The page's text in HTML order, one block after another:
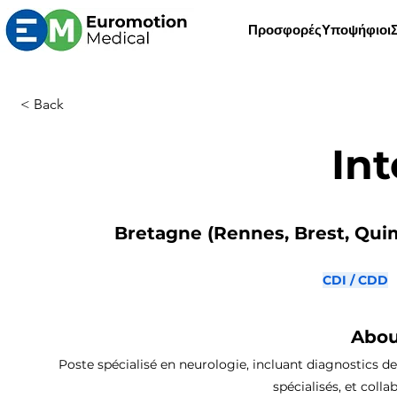
ΠροσφορέςΥποψήφιοι
< Back
Bretagne (Rennes, Brest,
CDI / CDD
Poste spécialisé en neurologie, incluant diagnostics
spécialisés, et